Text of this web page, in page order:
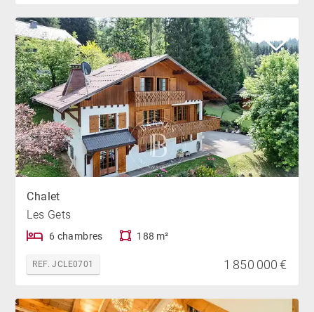
Chalet
Les Gets
6 chambres 188 m²
REF. JCLE0701 1 850 000 €